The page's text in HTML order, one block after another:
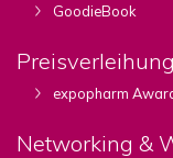
GoodieBook
expopharm
Networking &